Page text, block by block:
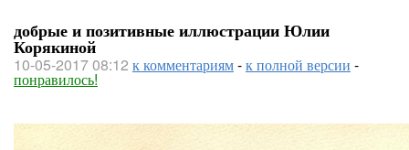
добрые и позитивные иллюстрации Юлии
Корякиной
10-05-2017 08:12 к комментариям-к полной версии -
понравилось!